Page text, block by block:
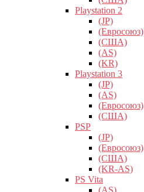
Playstation 2
(JP)
(Евросоюз)
(США)
(AS)
(KR)
Playstation 3
(JP)
(AS)
(Евросоюз)
(США)
PSP
(JP)
(Евросоюз)
(США)
(KR-AS)
PS Vita